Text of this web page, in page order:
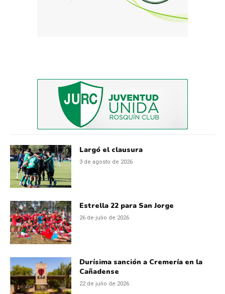
Largó el clausura
3 de agosto de 2026
Estrella 22 para San Jorge
26 de julio de 2026
Durísima sanción a Cremería en la
Cañadense
22 de julio de 2026